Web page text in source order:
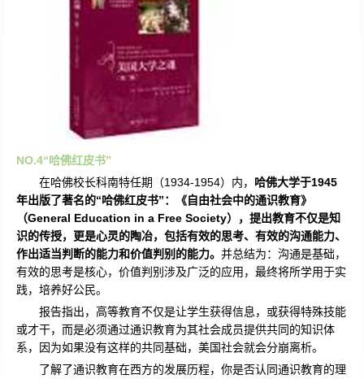
NO.4“哈佛红皮书”
在哈佛校长科南特任期（1934-1954）内， 哈佛大学于1945
年出版了著名的“哈佛红皮书”：《自由社会中的通识教育》
（General Education in a Free Society），提出教育不仅是知
识的传授，更是心灵的陶冶，包括有效的思考、有效的沟通能力、
作出适当判断的能力和价值判别的能力。 并总结为：沟通是基础，
有效的思考是核心，价值判别涉及广泛的应用，最终将所学用于实
践，培养好公民。
报告指出，高等教育不仅是让学生获得信息，或获得特殊技能
或才干，而是必须通过通识教育为其社会成员提供共同的知识体
系，因为如果没有这样的共同基础，美国社会就会分崩离析。
了解了通识教育在西方的发展历程，你是否认同通识教育的理